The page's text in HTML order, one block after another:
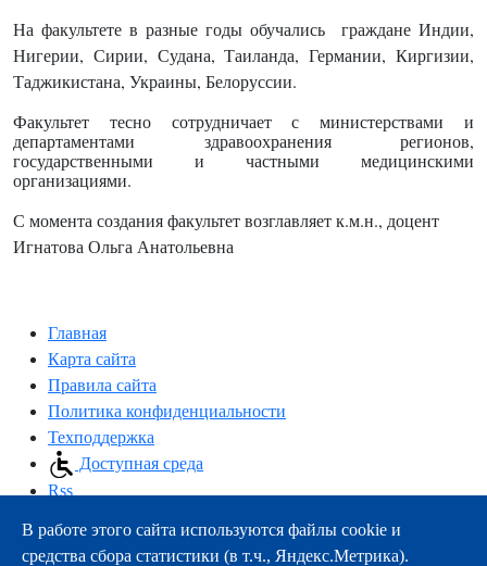
На факультете в разные годы обучались граждане Индии,
Нигерии, Сирии, Судана, Таиланда, Германии, Киргизии,
Таджикистана, Украины, Белоруссии.
Факультет тесно сотрудничает с министерствами и
департаментами здравоохранения регионов,
государственными и частными медицинскими
организациями.
С момента создания факультет возглавляет к.м.н., доцент
Игнатова Ольга Анатольевна
Главная
Карта сайта
Правила сайта
Политика конфиденциальности
Техподдержка
Доступная среда
Rss
163000, г.Архангельск, пр-т Троицкий, 51
тел.:+7 (8182) 21-11-63
В работе этого сайта используются файлы cookie и
средства сбора статистики (в т.ч., Яндекс.Метрика).